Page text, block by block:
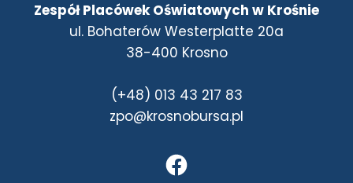
Zespół Placówek Oświatowych w Krośnie
ul. Bohaterów Westerplatte 20a
38-400 Krosno
(+48) 013 43 217 83
zpo@krosnobursa.pl